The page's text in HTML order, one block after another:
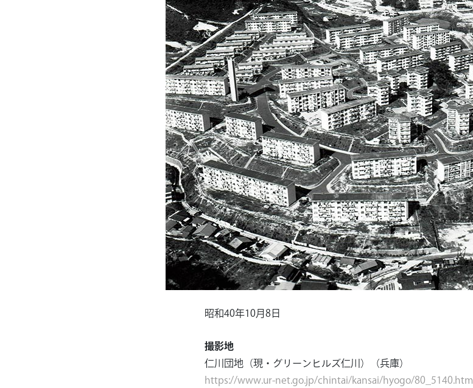
昭和40年10月8日
撮影地
仁川団地（現・グリーンヒルズ仁川）（兵庫）
https://www.ur-net.go.jp/chintai/kansai/hyogo/80_5140.html